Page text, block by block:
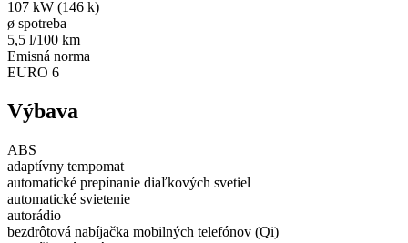
107 kW (146 k)
ø spotreba
5,5 l/100 km
Emisná norma
EURO 6
Výbava
ABS
adaptívny tempomat
automatické prepínanie diaľkových svetiel
automatické svietenie
autorádio
bezdrôtová nabíjačka mobilných telefónov (Qi)